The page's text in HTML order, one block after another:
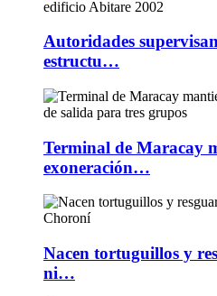
Autoridades
estructu…
Terminal de Maracay
exoneración…
Nacen tortuguillos y
ni…